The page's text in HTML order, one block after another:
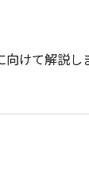
けて解説し